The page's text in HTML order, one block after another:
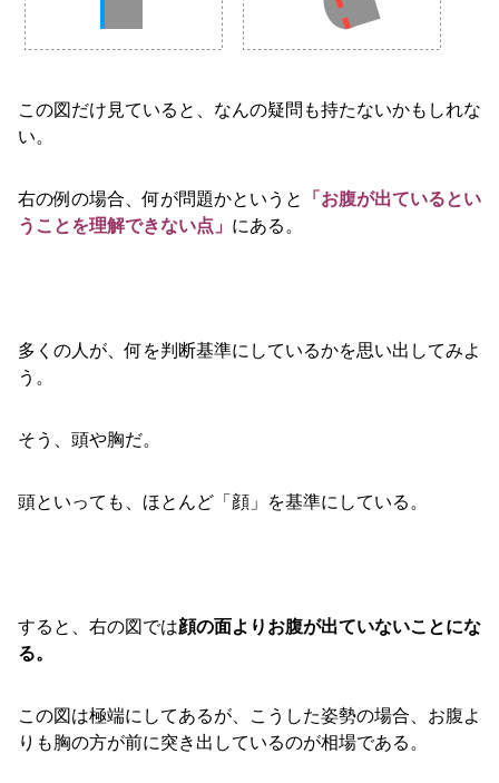
この図だけ見ていると、なんの疑問も持たないかもしれな
い。
右の例の場合、何が問題かというと
「お腹が出ているとい
うことを理解できない点」 にある。
多くの人が、何を判断基準にしているかを思い出してみよ
う。
そう、頭や胸だ。
頭といっても、ほとんど「顔」を基準にしている。
すると、右の図では顔の面よりお腹が出ていないことにな
る。
この図は極端にしてあるが、こうした姿勢の場合、お腹よ
りも胸の方が前に突き出しているのが相場である。